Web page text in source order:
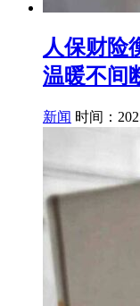
人保财险
温暖不间
新闻 时间：